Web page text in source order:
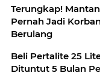
Terungkap!
Pernah Jadi
Berulang
Beli Pertalite 25
Dituntut 5 Bulan